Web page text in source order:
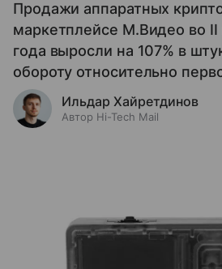
Продажи аппаратных
маркетплейсе М.Видео во II
года выросли на 107% в
обороту относительно
Ильдар Хайретдинов
Автор Hi-Tech Mail